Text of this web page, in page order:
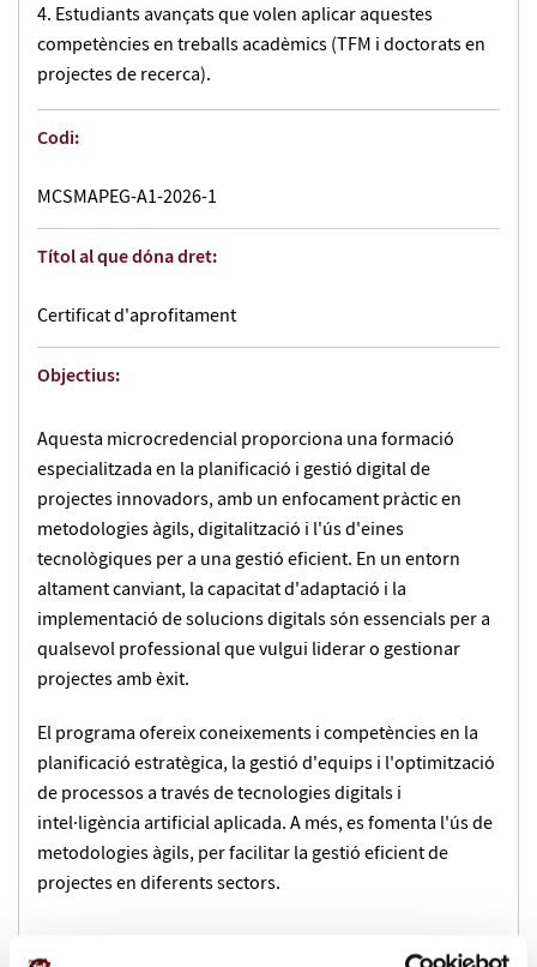
Estudiants avançats que volen aplicar aquestes
competències en treballs acadèmics (TFM i doctorats en
projectes de recerca).
Codi:
MCSMAPEG-A1-2026-1
Títol al que dóna dret:
Certificat d'aprofitament
Objectius:
Aquesta microcredencial proporciona una formació
especialitzada en la planificació i gestió digital de
projectes innovadors, amb un enfocament pràctic en
metodologies àgils, digitalització i l'ús d'eines
tecnològiques per a una gestió eficient. En un entorn
altament canviant, la capacitat d'adaptació i la
implementació de solucions digitals són essencials per a
qualsevol professional que vulgui liderar o gestionar
projectes amb èxit.
El programa ofereix coneixements i competències en la
planificació estratègica, la gestió d'equips i l'optimització
de processos a través de tecnologies digitals i
intel·ligència artificial aplicada. A més, es fomenta l'ús de
metodologies àgils, per facilitar la gestió eficient de
projectes en diferents sectors.